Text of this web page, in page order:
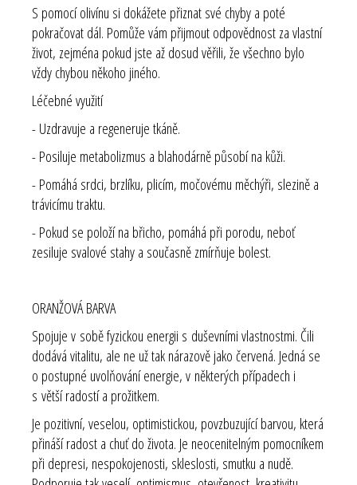
S pomocí olivínu si dokážete přiznat své chyby a poté
pokračovat dál. Pomůže vám přijmout odpovědnost za vlastní
život, zejména pokud jste až dosud věřili, že všechno bylo
vždy chybou někoho jiného.
Léčebné využití
- Uzdravuje a regeneruje tkáně.
- Posiluje metabolizmus a blahodárně působí na kůži.
- Pomáhá srdci, brzlíku, plicím, močovému měchýři, slezině a
trávicímu traktu.
- Pokud se položí na břicho, pomáhá při porodu, neboť
zesiluje svalové stahy a současně zmírňuje bolest.
ORANŽOVÁ BARVA
Spojuje v sobě fyzickou energii s duševními vlastnostmi. Čili
dodává vitalitu, ale ne už tak nárazově jako červená. Jedná se
o postupné uvolňování energie, v některých případech i
s větší radostí a prožitkem.
Je pozitivní, veselou, optimistickou, povzbuzující barvou, která
přináší radost a chuť do života. Je neocenitelným pomocníkem
při depresi, nespokojenosti, skleslosti, smutku a nudě.